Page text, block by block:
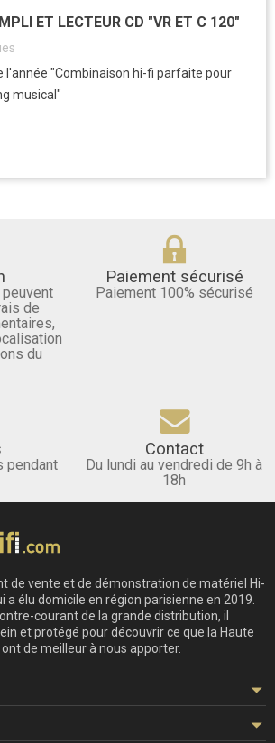
ET LECTEUR CD "VR ET C 120"
l'année "Combinaison hi-fi parfaite pour
musical"
de
du
Paiement sécurisé
Paiement 100% sécurisé
pendant
Contact
Du lundi au vendredi de 9h à
18h
de vente et de démonstration de matériel Hi-
a élu domicile en région parisienne en 2019.
courant de la grande distribution, il
et protégé pour découvrir ce que la Haute
de meilleur à nous apporter.